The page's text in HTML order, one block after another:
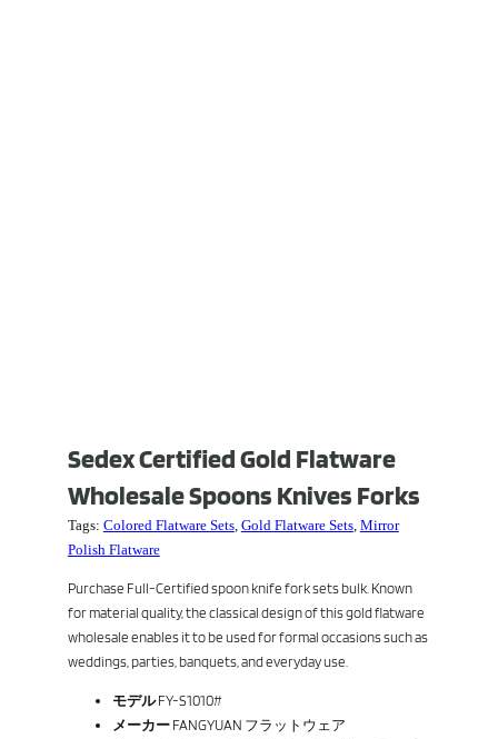
Sedex Certified Gold Flatware
Wholesale Spoons Knives Forks
Tags: Colored Flatware Sets, Gold Flatware Sets, Mirror
Polish Flatware
Purchase Full-Certified spoon knife fork sets bulk. Known
for material quality, the classical design of this gold flatware
wholesale enables it to be used for formal occasions such as
weddings, parties, banquets, and everyday use.
モデルFY-S1010#
メーカーFANGYUAN フラットウェア